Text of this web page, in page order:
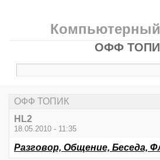
ОФФ
ОФФ ТОПИК
HL2
18.05.2010 - 11:35
Разговор, Общение, Беседа,